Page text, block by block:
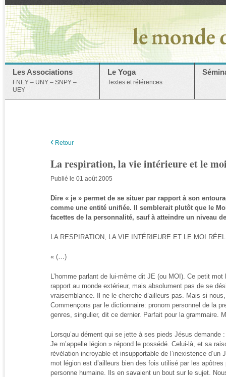
Les Associations
FNEY – UNY – SNPY –
UEY
Le Yoga
Textes et références
‹ Retour
La respiration, la vie intérieure et le
Publié le 01 août 2005
Dire « je » permet de se situer par rapport à son
comme une entité unifiée. Il semblerait plutôt que le
facettes de la personnalité, sauf à atteindre un niveau
LA RESPIRATION, LA VIE INTÉRIEURE ET LE MOI RÉEL
« (…)
L’homme parlant de lui-même dit JE (ou MOI). Ce petit
rapport au monde extérieur, mais absolument pas de se
vraisemblance. Il ne le cherche d’ailleurs pas. Mais si
Commençons par le dictionnaire: pronom personnel de la
genres, singulier, dit ce dernier. Parfait pour la grammaire.
Lorsqu’au dément qui se jette à ses pieds Jésus demande
Je m’appelle légion » répond le possédé. Celui-là, et sa
révélation incroyable et insupportable de l’inexistence d’un
mot légion est d’ailleurs bien des fois utilisé par les
personne humaine. Ils en savaient un bout sur le sujet.